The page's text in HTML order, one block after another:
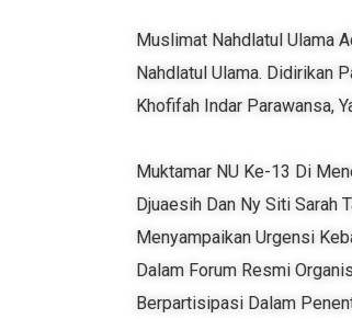
Muslimat Nahdlatul Ulama
Nahdlatul Ulama. Didirikan
Khofifah Indar Parawansa,
Muktamar NU Ke-13 Di
Djuaesih Dan Ny Siti Sarah
Menyampaikan Urgensi
Dalam Forum Resmi
Berpartisipasi Dalam